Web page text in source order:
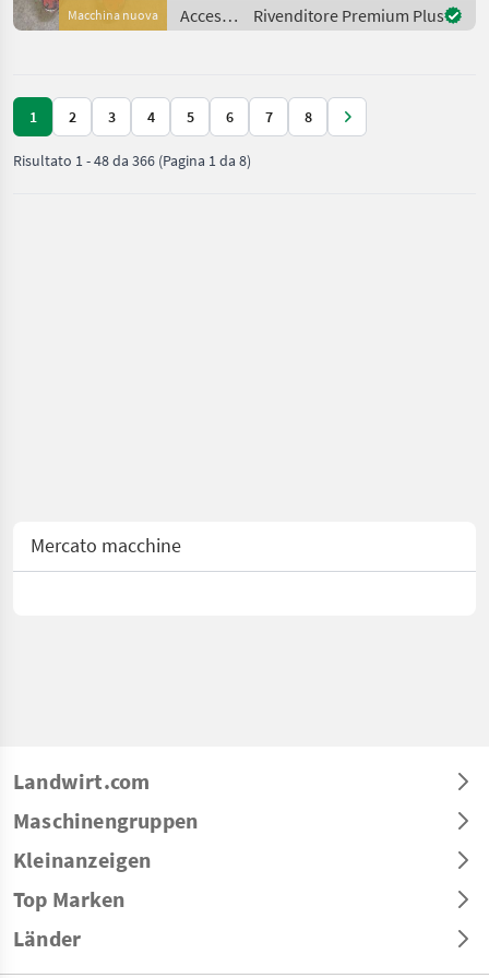
Macchina nuova
di aggancio rapido Cat. 2,
valvola di co
Accessori
per
Rivenditore Premium Plus
1 2 3 4 5 6 7 8
Risultato 1-48da 366 (Pagina 1 da 8)
Mercato macchine
Landwirt.com
Maschinengruppen
Kleinanzeigen
Top Marken
Länder